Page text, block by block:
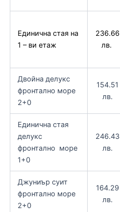
Единична стая на
1 – ви етаж
236.66
лв.
Двойна делукс
фронтално море
2+0
154.51
лв.
Единична стая
делукс
фронтално море
1+0
246.43
лв.
Джуниър суит
фронтално море
2+0
164.29
лв.